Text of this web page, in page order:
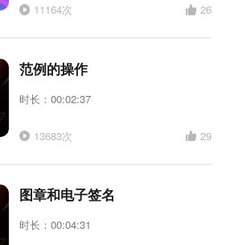
11164次 26
范例的操作
时长：00:02:37
13683次 29
图章和电子签名
时长：00:04:31